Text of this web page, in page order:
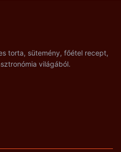
torta, sütemény, főétel recept,
világából.